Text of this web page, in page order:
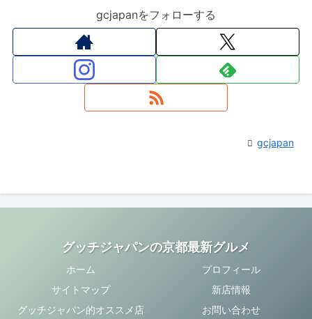
gcjapanをフォローする
gcjapan
グッチジャパンの京都最新グルメ
ホーム
プロフィール
サイトマップ
新店情報
グッチジャパン的オススメ店
お問い合わせ